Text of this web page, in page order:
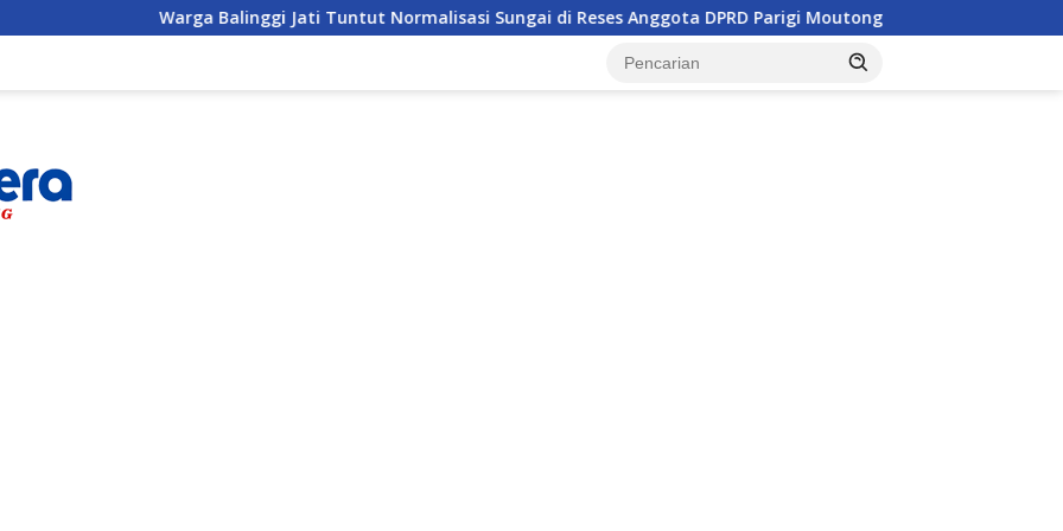
Warga Balinggi Jati Tuntut Normalisasi Sungai di Reses Anggota DPRD Parigi Moutong Penghulu di Parigi